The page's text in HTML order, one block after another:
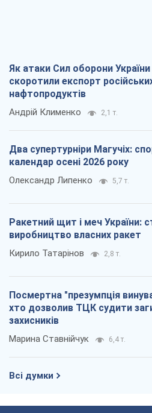
Як атаки Сил оборони України
скоротили експорт
нафтопродуктів
Андрій Клименко 2,1 т.
Два супертурніри Магучіх:
календар осені 2026 року
Олександр Липенко 5,7 т.
Ракетний щит і меч України:
виробництво власних ракет
Кирило Татарінов 2,8 т.
Посмертна "презумпція
хто дозволив ТЦК судити
захисників
Марина Ставнійчук 6,4 т.
Всі думки